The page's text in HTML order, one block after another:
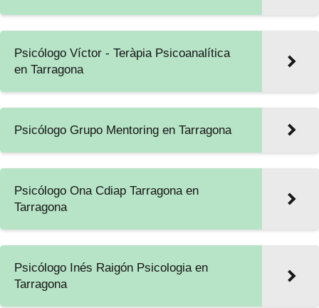
Psicólogo Víctor - Teràpia Psicoanalítica
en Tarragona
Psicólogo Grupo Mentoring en Tarragona
Psicólogo Ona Cdiap Tarragona en
Tarragona
Psicólogo Inés Raigón Psicologia en
Tarragona